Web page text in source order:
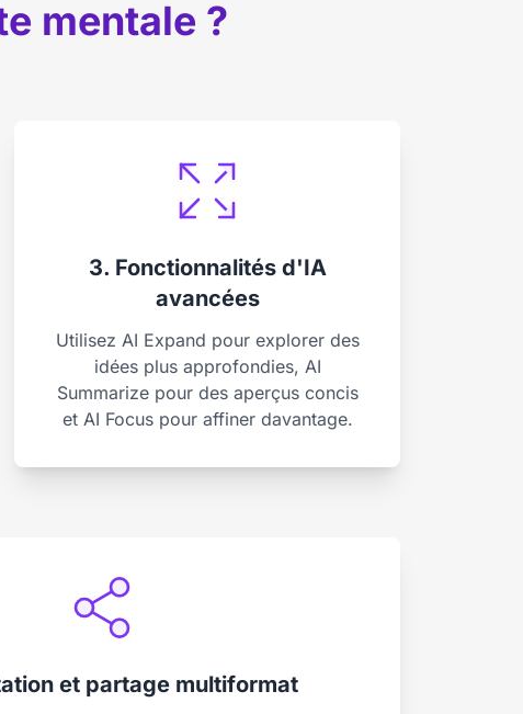
mentale ?
3. Fonctionnalités d'IA
avancées
Utilisez AI Expand pour explorer des
idées plus approfondies, AI
Summarize pour des aperçus concis
et AI Focus pour affiner davantage.
et partage multiformat